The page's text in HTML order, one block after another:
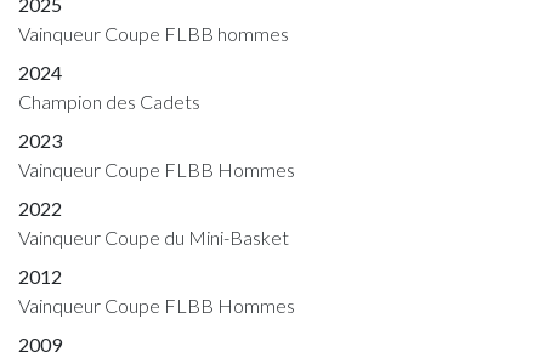
Vainqueur Coupe FLBB hommes
2024
Champion des Cadets
2023
Vainqueur Coupe FLBB Hommes
2022
Vainqueur Coupe du Mini-Basket
2012
Vainqueur Coupe FLBB Hommes
2009